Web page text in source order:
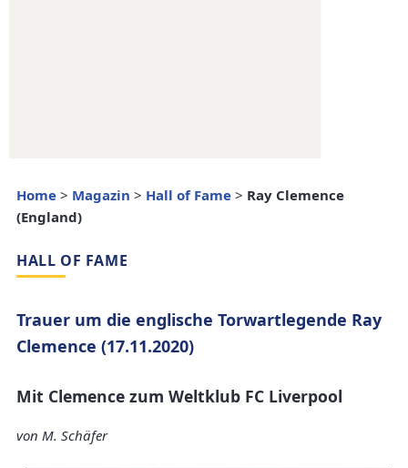
Home > Magazin > Hall of Fame > Ray Clemence
(England)
HALL OF FAME
Trauer um die englische Torwartlegende Ray
Clemence (17.11.2020)
Mit Clemence zum Weltklub FC Liverpool
von M. Schäfer